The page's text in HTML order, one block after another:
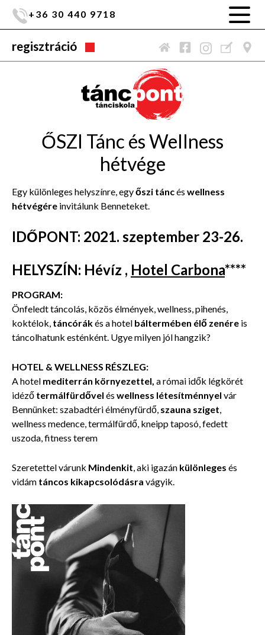
+36 30 440 9718
regisztráció
ŐSZI Tánc és Wellness
hétvége
Egy különleges helyszínre, egyőszi táncés wellness
hétvégére invitálunk Benneteket.
IDŐPONT: 2021. szeptember 23-26.
HELYSZÍN: Hévíz , Hotel Carbona****
PROGRAM:
Önfeledt táncolás, közös élmények, wellness, pihenés,
koktélok, táncórákés a hotel báltermében élő zenére is
táncolhatunk esténként. Ugye milyen jól hangzik?
HOTEL & WELLNESS RÉSZLEG:
A hotel mediterrán környezettel, a római idők légkörét
idéző termálfürdővel és wellness létesítménnyel vár
Bennünket: szabadtéri élményfürdő, szauna sziget,
wellness medence, termálfürdő, kneipp taposó, fedett
uszoda, fitness terem
Szeretettel várunk Mindenkit, aki igazán különleges és
vidám táncos kikapcsolódásra vágyik.